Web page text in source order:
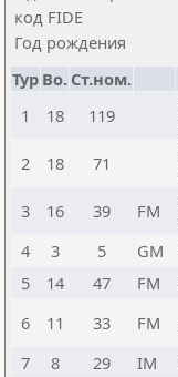
код FIDE
Год рождения
Тур Bo. Ст.ном.
1
18 119
2 18 71
3 16 39 FM
4
3 5 GM
5
14 47 FM
6
11 33 FM
7
8 29 IM